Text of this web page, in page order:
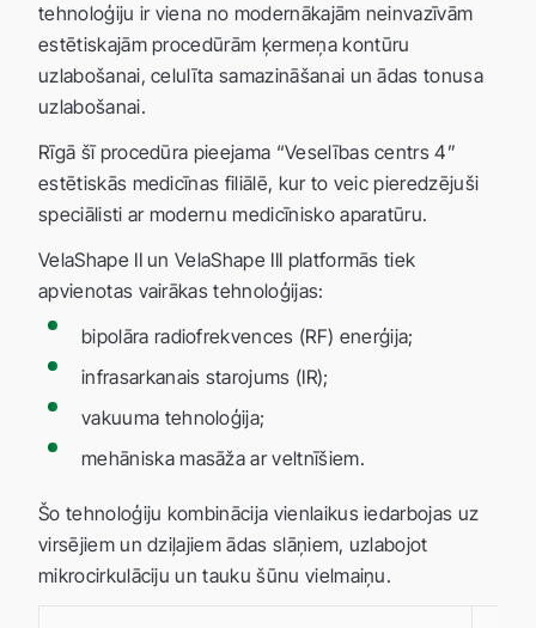
tehnoloģiju ir viena no modernākajām neinvazīvām
estētiskajām procedūrām ķermeņa kontūru
uzlabošanai, celulīta samazināšanai un ādas tonusa
uzlabošanai.
Rīgā šī procedūra pieejama “Veselības centrs 4”
estētiskās medicīnas filiālē, kur to veic pieredzējuši
speciālisti ar modernu medicīnisko aparatūru.
VelaShape II un VelaShape III platformās tiek
apvienotas vairākas tehnoloģijas:
bipolāra radiofrekvences (RF) enerģija;
infrasarkanais starojums (IR);
vakuuma tehnoloģija;
mehāniska masāža ar veltnīšiem.
Šo tehnoloģiju kombinācija vienlaikus iedarbojas uz
virsējiem un dziļajiem ādas slāņiem, uzlabojot
mikrocirkulāciju un tauku šūnu vielmaiņu.